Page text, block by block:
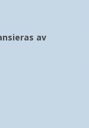
av